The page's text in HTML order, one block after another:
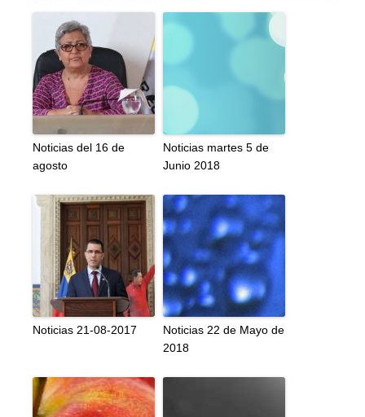
Noticias del 16 de
agosto
Noticias martes 5 de
Junio 2018
Noticias 21-08-2017
Noticias 22 de Mayo de
2018